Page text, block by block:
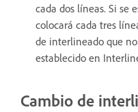
cada dos líneas. Si se
colocará cada tres
de interlineado que
establecido en
Cambio de